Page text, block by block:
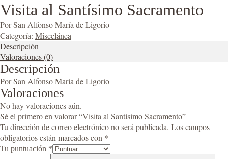
Visita al Santísimo Sacramento
Por San Alfonso María de Ligorio
Categoría: Miscelánea
Descripción
Valoraciones (0)
Descripción
Por San Alfonso María de Ligorio
Valoraciones
No hay valoraciones aún.
Sé el primero en valorar “Visita al Santísimo Sacramento”
Tu dirección de correo electrónico no será publicada. Los campos
obligatorios están marcados con *
Tu puntuación *